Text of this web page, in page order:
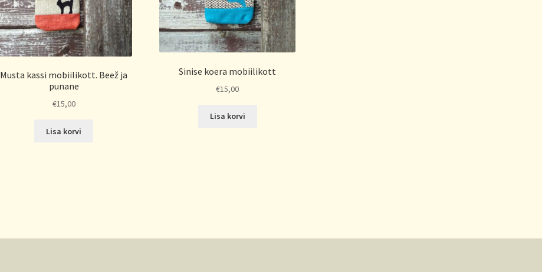
Musta kassi mobiilikott. Beež ja
punane
€15,00
Lisa korvi
Sinise koera mobiilikott
€15,00
Lisa korvi